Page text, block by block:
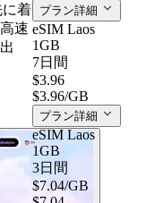
に着
速
プラン詳細
eSIM Laos
1GB
7日間
$3.96
$3.96/GB
プラン詳細
eSIM Laos
1GB
3日間
$7.04/GB